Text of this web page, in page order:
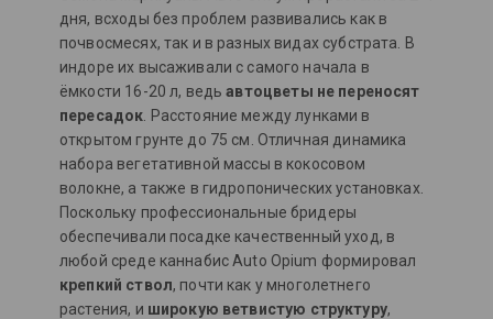
дня, всходы без проблем развивались как в
почвосмесях, так и в разных видах субстрата. В
индоре их высаживали с самого начала в
ёмкости 16-20 л, ведьавтоцветы не переносят
пересадок . Расстояние между лунками в
открытом грунте до 75 см. Отличная динамика
набора вегетативной массы в кокосовом
волокне, а также в гидропонических установках.
Поскольку профессиональные бридеры
обеспечивали посадке качественный уход, в
любой среде каннабис Auto Opium формировал
крепкий ствол, почти как у многолетнего
растения, и широкую ветвистую структуру,